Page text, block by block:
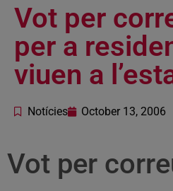
Vot per
per a
viuen a
Notícies October 13, 2006
Vot per